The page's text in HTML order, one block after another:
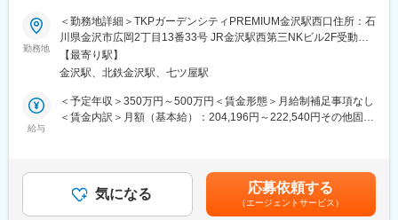
についてはお任せしております。
大切にしていることは、お客様との関係構築となります。
■入社後の流れ：
入社後はOJTとして先輩社員との同行で営業の進め方や商品知識
について学んでいただきます。
独り立ち後は裁量をもって営業活動ができるため幅広い提案がで
毎週訪問しているお客様に対し、億単位の注文をいただいたとき
は言葉にできないほどの喜びがあります！
スケールが大きく、裁量もあり入社年月関係なく工夫をすれば実
応援する社風】
◎官公庁～著名大手企業まで年間約３万社と取引する安定した顧
客基盤
◎既存事業の強みを活かし、地方創生など挑戦を続ける成長企業
◎育児支援など福利厚生充実／豊富なキャリアパス有
■業務内容：
ＴＫＰの貸会議室の運営業務全般をお任せします！
・ご予約会場へのご案内、会場説明
・貸会議室の会場準備（設営・清掃）
・予約管理、問い合わせ対応
勤務地
＜勤務地詳細＞TKPガーデンシティPREMIUM金沢駅西口住所：石
川県金沢市広岡2丁目13番33号 JR金沢駅西第三NKビル2F受動喫
煙対策：屋内全面禁煙変更の範囲：会社の定める事業所
【最寄り駅】
金沢駅、北鉄金沢駅、七ツ屋駅
給与
＜予定年収＞350万円～500万円＜賃金形態＞月給制補足事項なし
＜賃金内訳＞月額（基本給）：204,196円～222,540円その他固定
む）＜昇給有無＞有＜残業手当＞有＜給与補足＞※詳細は経験・能
力を考慮した上で決定■昇給昇格：年2回■賞与：年2回・エリア
給：10,000円・20時間分の深夜労働手当：4,670円～6,760円※超
気になる 応募依頼する
（エージェントサービス）